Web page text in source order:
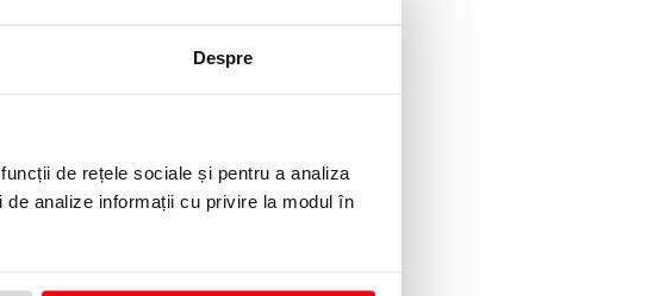
Despre
de rețele sociale și pentru a analiza
analize informații cu privire la modul în